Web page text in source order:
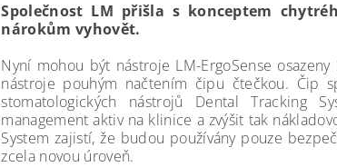
Společnost LM přišla s konceptem
nárokům vyhovět.
Nyní mohou být nástroje LM-ErgoSense
nástroje pouhým načtením čipu čtečkou. Čip
stomatologických nástrojů Dental Tracking
management aktiv na klinice a zvýšit tak
System zajistí, že budou používány pouze
zcela novou úroveň.